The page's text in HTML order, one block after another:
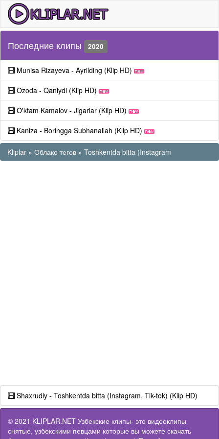
Последние клипы 2020
Munisa Rizayeva - Ayrilding (Klip HD)
Ozoda - Qaniydi (Klip HD)
O'ktam Kamalov - Jigarlar (Klip HD)
Kaniza - Boringga Subhanallah (Klip HD)
Kliplar » Облако тегов » Toshkentda bitta (Instagram
Shaxrudiy - Toshkentda bitta (Instagram, Tik-tok) (Klip HD)
© 2021 KLIPLAR.NET Узбекские клипы- это видеоклипы
снятые, узбекскими певцами которые вы можете скачать